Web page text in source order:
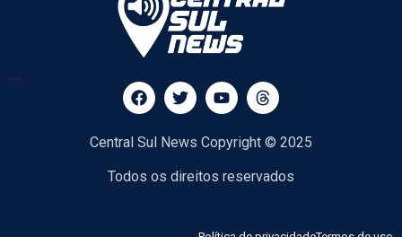
...
Central Sul News Copyright © 2025
Todos os direitos reservados